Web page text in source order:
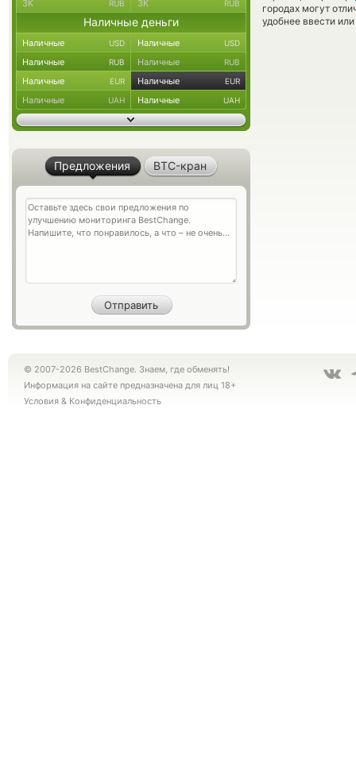
городах могут
удобнее ввести
ЗК RUB ЗК RUB
Наличные деньги
Наличные USD Наличные USD
Наличные RUB Наличные RUB
Наличные EUR Наличные EUR
Наличные UAH Наличные UAH
Предложения BTC-кран
© 2007-2026 BestChange. Знаем, где обменять!
Информация на сайте предназначена для лиц 18+
Условия & Конфиденциальность